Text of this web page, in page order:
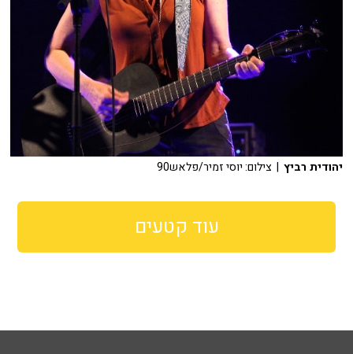
יהודית רביץ | צילום: יוסי זמיר/פלאש90
עוד קטעים